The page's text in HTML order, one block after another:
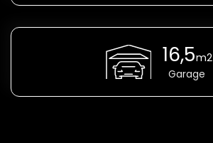
16,5m2
Garage